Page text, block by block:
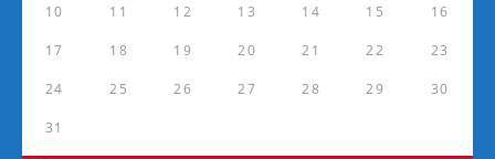
10 11 12 13 14 15 16
17 18 19 20 21 22 23
24 25 26 27 28 29 30
31